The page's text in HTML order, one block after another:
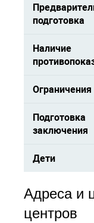
подготовка
Наличие
Ограничения
Подготовка
заключения
Дети
Адреса и
центров